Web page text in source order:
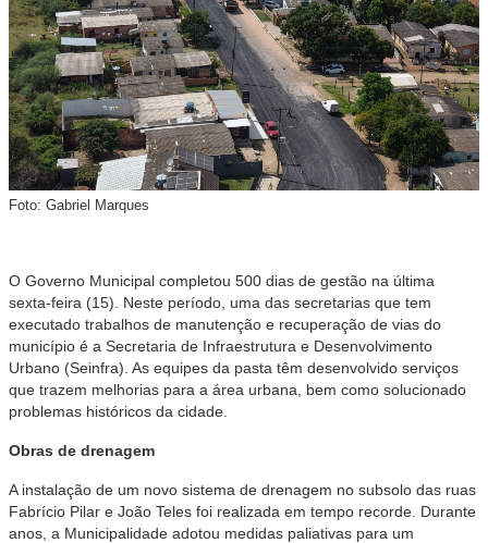
Foto: Gabriel Marques
O Governo Municipal completou 500 dias de gestão na última
sexta-feira (15). Neste período, uma das secretarias que tem
executado trabalhos de manutenção e recuperação de vias do
município é a Secretaria de Infraestrutura e Desenvolvimento
Urbano (Seinfra). As equipes da pasta têm desenvolvido serviços
que trazem melhorias para a área urbana, bem como solucionado
problemas históricos da cidade.
Obras de drenagem
A instalação de um novo sistema de drenagem no subsolo das ruas
Fabrício Pilar e João Teles foi realizada em tempo recorde. Durante
anos, a Municipalidade adotou medidas paliativas para um